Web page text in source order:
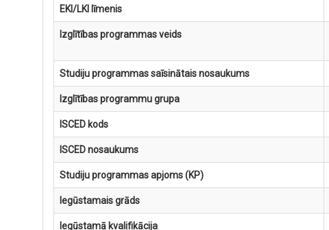
EKI/LKI līmenis
Izglītības programmas veids
Studiju programmas saīsinātais nosaukums
Izglītības programmu grupa
ISCED kods
ISCED nosaukums
Studiju programmas apjoms (KP)
Iegūstamais grāds
Iegūstamā kvalifikācija